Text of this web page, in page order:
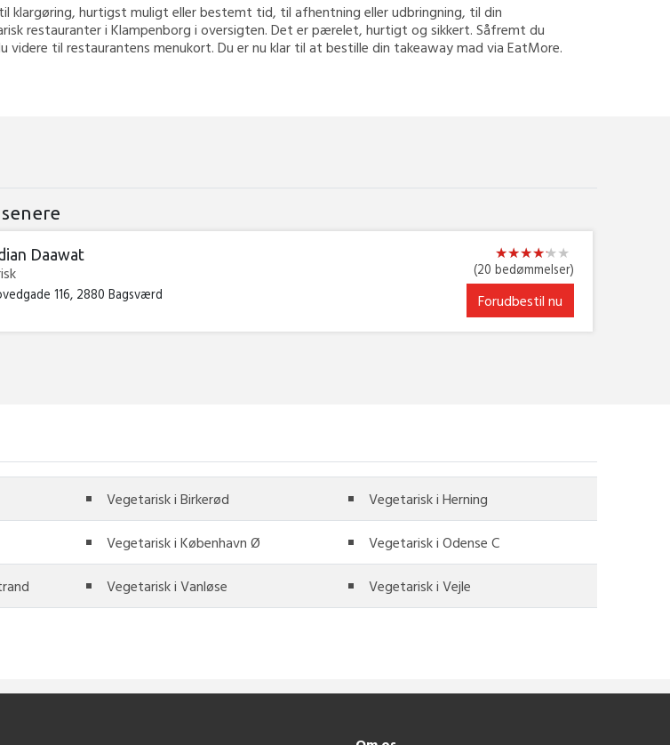
hurtigst muligt eller bestemt tid, til afhentning eller udbringning, til din
restauranter i Klampenborg i oversigten. Det er pærelet, hurtigt og sikkert. Såfremt du
til restaurantens menukort. Du er nu klar til at bestille din takeaway mad via EatMore.
Daawat
116, 2880 Bagsværd
★★★★★★
★★★★★★
(20 bedømmelser)
Forudbestil nu
Vegetarisk i Birkerød Vegetarisk i Herning
Vegetarisk i København Ø Vegetarisk i Odense C
Vegetarisk i Vanløse Vegetarisk i Vejle